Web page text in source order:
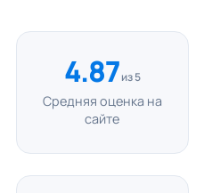
4.87из 5
Средняя оценка на
сайте